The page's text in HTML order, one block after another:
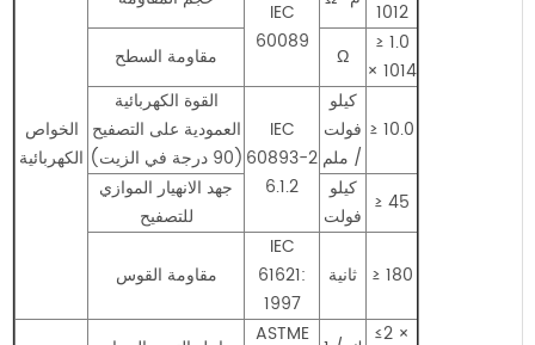
الخواص
الكهربائية
IEC
60089
1012
مقاومة السطح
Ω
≥ 1.0
× 1014
القوة الكهربائية
العمودية على التصفيح
(90 درجة في الزيت)
IEC
60893-2
6.1.2
كيلو
فولت
/ ملم
≥ 10.0
جهد الانهيار الموازي
للتصفيح
كيلو
فولت
≥ 45
مقاومة القوس
IEC
61621:
1997
ثانية ≥ 180
ASTME ≤2 ×